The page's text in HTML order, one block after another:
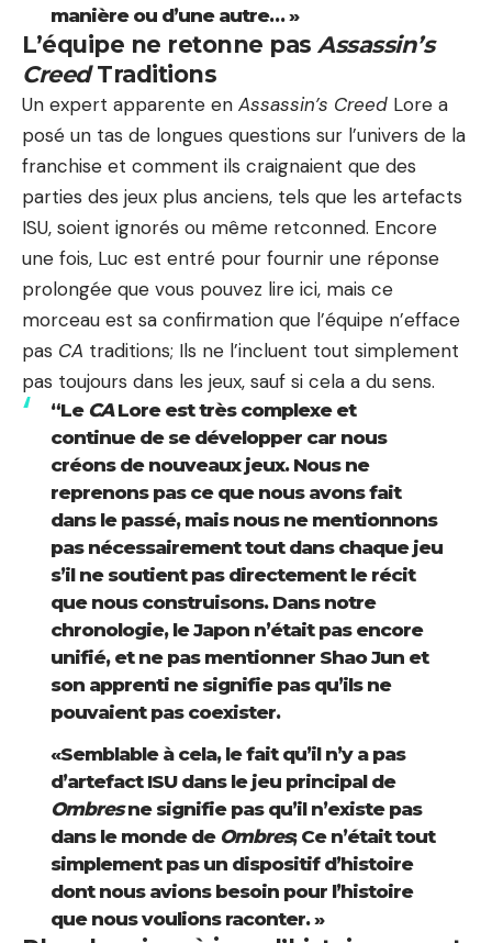
manière ou d’une autre… »
L’équipe ne retonne pas Assassin’s
CreedTraditions
Un expert apparente en Assassin’s Creed Lore a
posé un tas de longues questions sur l’univers de la
franchise et comment ils craignaient que des
parties des jeux plus anciens, tels que les artefacts
ISU, soient ignorés ou même retconned. Encore
une fois, Luc est entré pour fournir une réponse
prolongée que vous pouvez lire ici, mais ce
morceau est sa confirmation que l’équipe n’efface
pas CA traditions; Ils ne l’incluent tout simplement
pas toujours dans les jeux, sauf si cela a du sens.
“Le CALore est très complexe et
continue de se développer car nous
créons de nouveaux jeux. Nous ne
reprenons pas ce que nous avons fait
dans le passé, mais nous ne mentionnons
pas nécessairement tout dans chaque jeu
s’il ne soutient pas directement le récit
que nous construisons. Dans notre
chronologie, le Japon n’était pas encore
unifié, et ne pas mentionner Shao Jun et
son apprenti ne signifie pas qu’ils ne
pouvaient pas coexister.
«Semblable à cela, le fait qu’il n’y a pas
d’artefact ISU dans le jeu principal de
Ombresne signifie pas qu’il n’existe pas
dans le monde de Ombres; Ce n’était tout
simplement pas un dispositif d’histoire
dont nous avions besoin pour l’histoire
que nous voulions raconter. »